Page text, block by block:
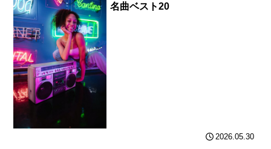
名曲ベスト20
2026.05.30